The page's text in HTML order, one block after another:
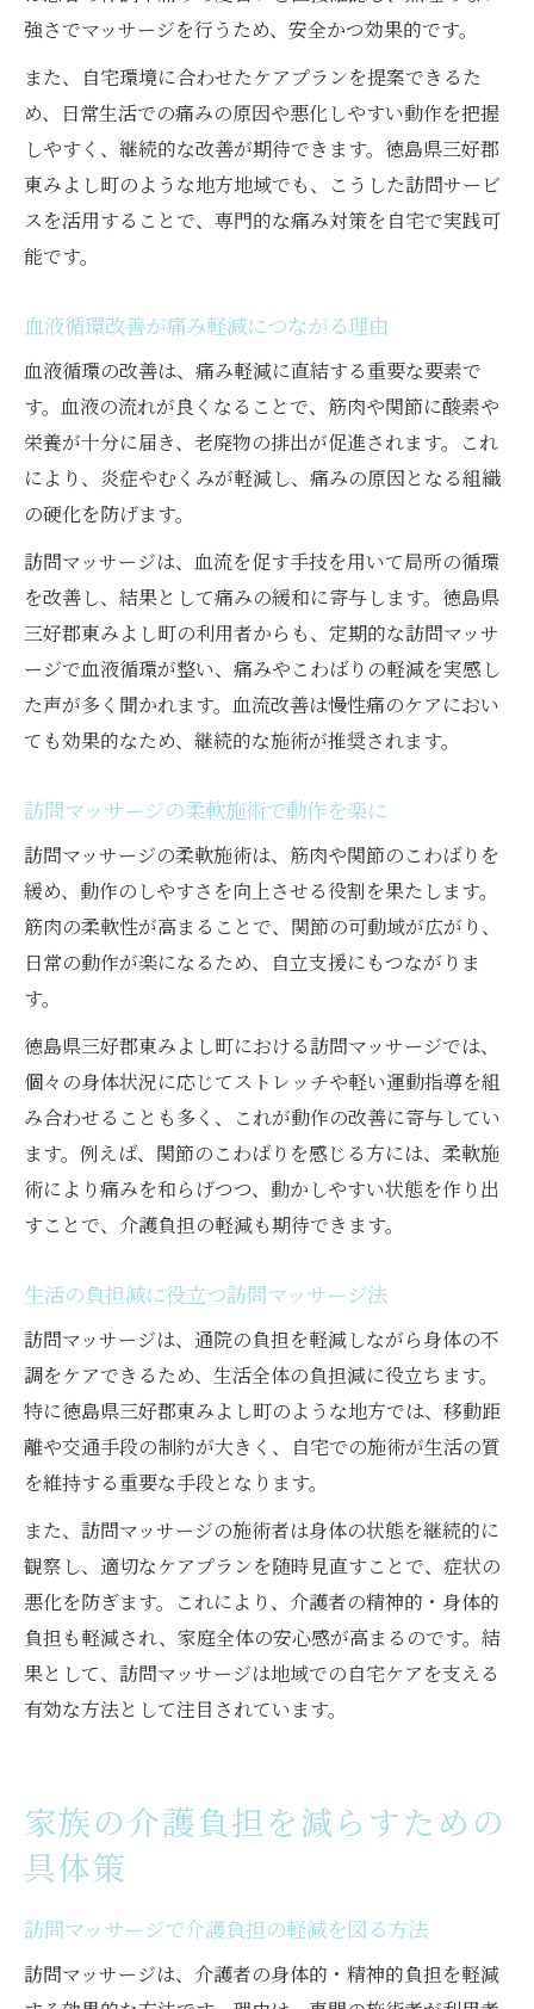
強さでマッサージを行うため、安全かつ効果的です。
また、自宅環境に合わせたケアプランを提案できるた
め、日常生活での痛みの原因や悪化しやすい動作を把握
しやすく、継続的な改善が期待できます。徳島県三好郡
東みよし町のような地方地域でも、こうした訪問サービ
スを活用することで、専門的な痛み対策を自宅で実践可
能です。
血液循環改善が痛み軽減につながる理由
血液循環の改善は、痛み軽減に直結する重要な要素で
す。血液の流れが良くなることで、筋肉や関節に酸素や
栄養が十分に届き、老廃物の排出が促進されます。これ
により、炎症やむくみが軽減し、痛みの原因となる組織
の硬化を防げます。
訪問マッサージは、血流を促す手技を用いて局所の循環
を改善し、結果として痛みの緩和に寄与します。徳島県
三好郡東みよし町の利用者からも、定期的な訪問マッサ
ージで血液循環が整い、痛みやこわばりの軽減を実感し
た声が多く聞かれます。血流改善は慢性痛のケアにおい
ても効果的なため、継続的な施術が推奨されます。
訪問マッサージの柔軟施術で動作を楽に
訪問マッサージの柔軟施術は、筋肉や関節のこわばりを
緩め、動作のしやすさを向上させる役割を果たします。
筋肉の柔軟性が高まることで、関節の可動域が広がり、
日常の動作が楽になるため、自立支援にもつながりま
す。
徳島県三好郡東みよし町における訪問マッサージでは、
個々の身体状況に応じてストレッチや軽い運動指導を組
み合わせることも多く、これが動作の改善に寄与してい
ます。例えば、関節のこわばりを感じる方には、柔軟施
術により痛みを和らげつつ、動かしやすい状態を作り出
すことで、介護負担の軽減も期待できます。
生活の負担減に役立つ訪問マッサージ法
訪問マッサージは、通院の負担を軽減しながら身体の不
調をケアできるため、生活全体の負担減に役立ちます。
特に徳島県三好郡東みよし町のような地方では、移動距
離や交通手段の制約が大きく、自宅での施術が生活の質
を維持する重要な手段となります。
また、訪問マッサージの施術者は身体の状態を継続的に
観察し、適切なケアプランを随時見直すことで、症状の
悪化を防ぎます。これにより、介護者の精神的・身体的
負担も軽減され、家庭全体の安心感が高まるのです。結
果として、訪問マッサージは地域での自宅ケアを支える
有効な方法として注目されています。
家族の介護負担を減らすための
具体策
訪問マッサージで介護負担の軽減を図る方法
訪問マッサージは、介護者の身体的・精神的負担を軽減